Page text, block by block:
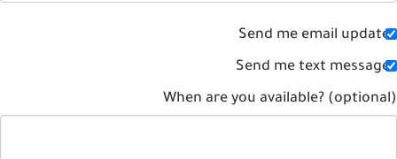
Send me email
Send me text
When are you available?